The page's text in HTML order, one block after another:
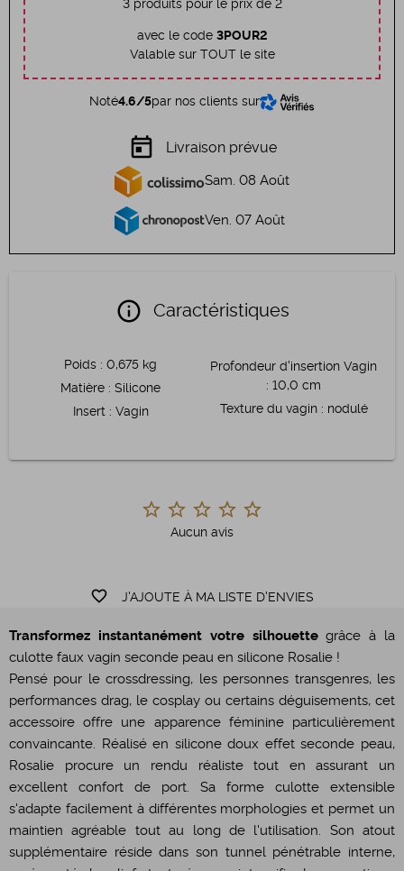
3 produits pour le prix de 2
avec le code 3POUR2
Valable sur TOUT le site
Noté4.6/5par nos clients sur
today Livraison prévue
Sam. 08 Août
Ven. 07 Août
Aucun avis
favorite_border J'AJOUTE À MA LISTE D'ENVIES
info Caractéristiques
Poids : 0,675 kg
Matière : Silicone
Insert : Vagin
Profondeur d'insertion Vagin
: 10,0 cm
Texture du vagin: nodulé
Transformez instantanément votre silhouettegrâce à la
culotte faux vagin seconde peau en silicone Rosalie !
Pensé pour le crossdressing, les personnes transgenres, les
performances drag, le cosplay ou certains déguisements, cet
accessoire offre une apparence féminine particulièrement
convaincante. Réalisé en silicone doux effet seconde peau,
Rosalie procure un rendu réaliste tout en assurant un
excellent confort de port. Sa forme culotte extensible
s'adapte facilement à différentes morphologies et permet un
maintien agréable tout au long de l'utilisation. Son atout
supplémentaire réside dans son tunnel pénétrable interne,